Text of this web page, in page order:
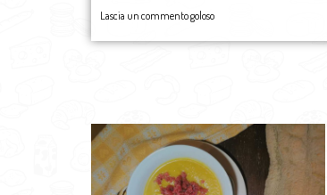
Lascia un commento goloso